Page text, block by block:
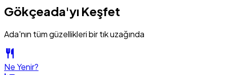
Gökçeada'yı Keşfet
Ada'nın tüm güzellikleri bir tık uzağında
restaurant
Ne Yenir?